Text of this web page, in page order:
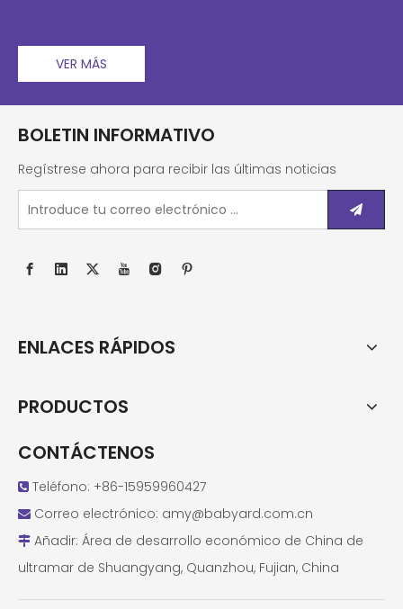
VER MÁS
BOLETIN INFORMATIVO
Regístrese ahora para recibir las últimas noticias
ENLACES RÁPIDOS
PRODUCTOS
CONTÁCTENOS
 Teléfono: +86-15959960427
 Correo electrónico: amy@babyard.com.cn
 Añadir: Área de desarrollo económico de China de
ultramar de Shuangyang, Quanzhou, Fujian, China